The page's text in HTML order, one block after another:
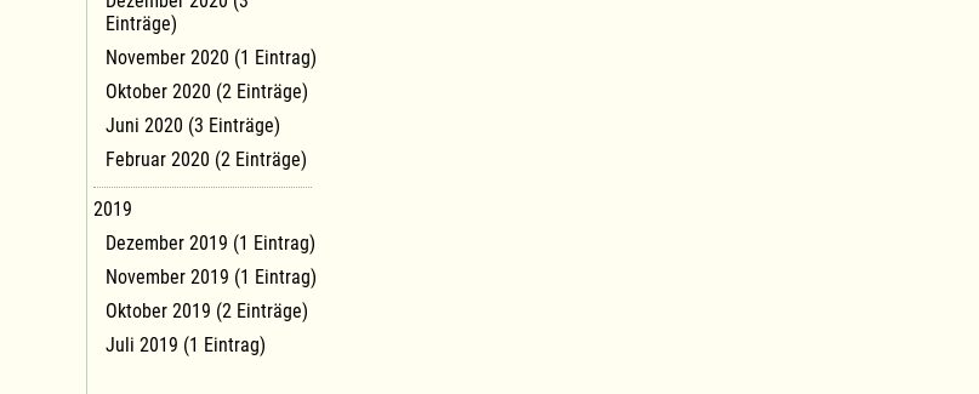
Einträge)
November 2020 (1 Eintrag)
Oktober 2020 (2 Einträge)
Juni 2020 (3 Einträge)
Februar 2020 (2 Einträge)
2019
Dezember 2019 (1 Eintrag)
November 2019 (1 Eintrag)
Oktober 2019 (2 Einträge)
Juli 2019 (1 Eintrag)